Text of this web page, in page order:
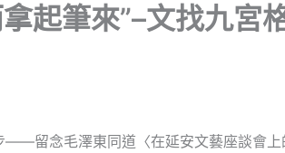
起筆來”–文找九宮
——留念毛澤東同道〈在延安文藝座談會上